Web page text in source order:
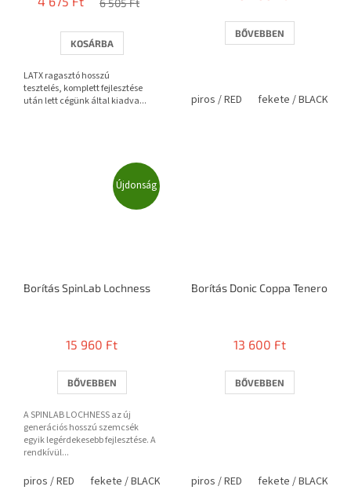
átlagos
5-
ből
csillag.
KOSÁRBA
LATX ragasztó hosszú
tesztelés, komplett fejlesztése
után lett cégünk által kiadva...
BŐVEBBEN
piros / RED fekete / BLACK
Újdonság
Borítás SpinLab Lochness
15 960 Ft
BŐVEBBEN
A SPINLAB LOCHNESS az új
generációs hosszú szemcsék
egyik legérdekesebb fejlesztése. A
rendkívül...
piros / RED fekete / BLACK
Borítás Donic Coppa Tenero
13 600 Ft
BŐVEBBEN
piros / RED fekete / BLACK